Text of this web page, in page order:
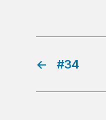
← #34